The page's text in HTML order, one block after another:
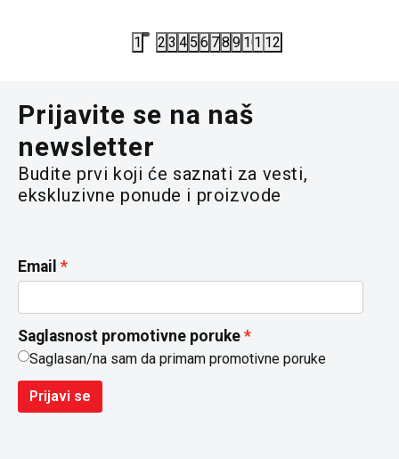
1 2 3 4 5 6 78 9 101112
Prijavite se na naš
newsletter
Budite prvi koji će saznati za vesti,
ekskluzivne ponude i proizvode
Email
Saglasnost promotivne poruke
Saglasan/na sam da primam promotivne poruke
Prijavi se